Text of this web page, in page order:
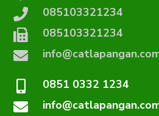
085103321234
085103321234
0851 0332 1234